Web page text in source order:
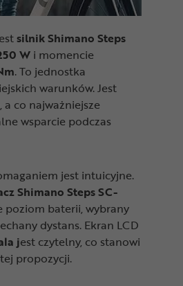
silnik Shimano Steps
W i momencie
. To jednostka
warunków. Jest
a co najważniejsze
wsparcie podczas
jest intuicyjne.
Shimano Steps SC-
poziom baterii, wybrany
dystans. Ekran LCD
jest czytelny, co stanowi
propozycji.